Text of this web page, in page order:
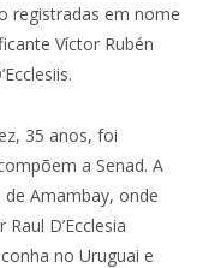
registradas em nome
Víctor Rubén
35 anos, foi
a Senad. A
Amambay, onde
D’Ecclesia
no Uruguai e